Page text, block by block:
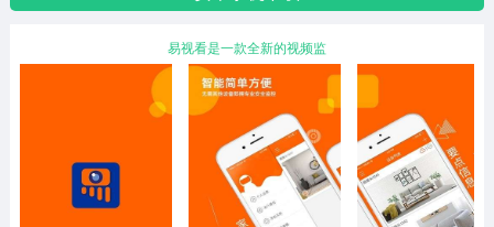
易视看是一款全新的视频监